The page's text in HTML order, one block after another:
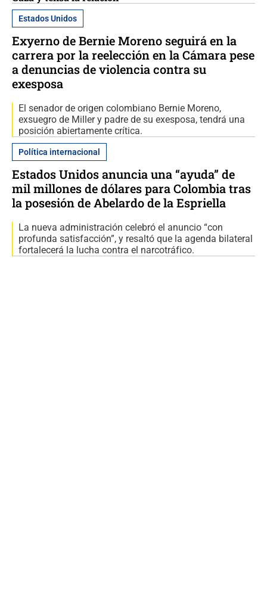
Estados Unidos
Exyerno de Bernie Moreno seguirá en la
carrera por la reelección en la Cámara pese
a denuncias de violencia contra su
exesposa
El senador de origen colombiano Bernie Moreno,
exsuegro de Miller y padre de su exesposa, tendrá una
posición abiertamente crítica.
Política internacional
Estados Unidos anuncia una “ayuda” de
mil millones de dólares para Colombia tras
la posesión de Abelardo de la Espriella
La nueva administración celebró el anuncio “con
profunda satisfacción”, y resaltó que la agenda bilateral
fortalecerá la lucha contra el narcotráfico.